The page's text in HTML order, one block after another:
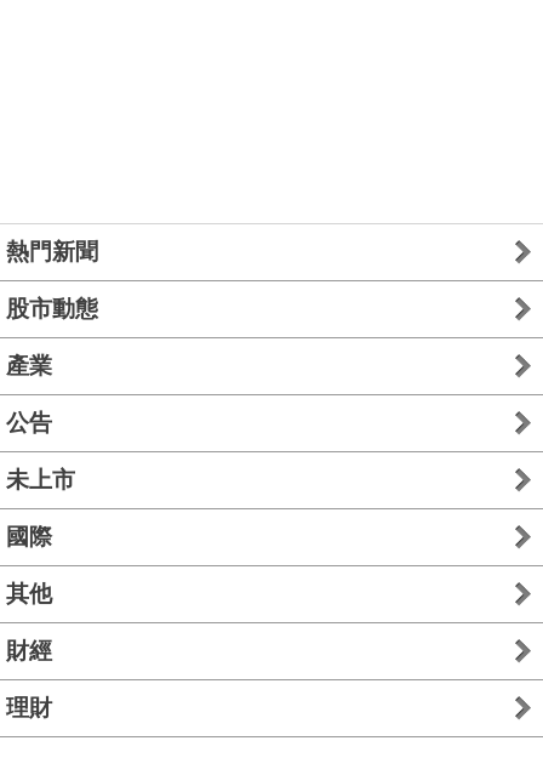
熱門新聞
股市動態
產業
公告
未上市
國際
其他
財經
理財